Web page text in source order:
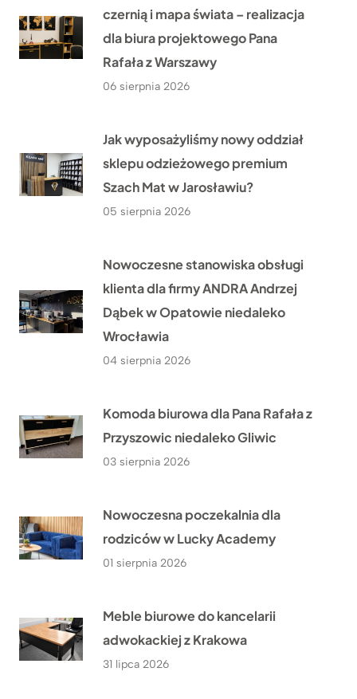
czernią i mapa świata – realizacja
dla biura projektowego Pana
Rafała z Warszawy
06 sierpnia 2026
Jak wyposażyliśmy nowy oddział
sklepu odzieżowego premium
Szach Mat w Jarosławiu?
05 sierpnia 2026
Nowoczesne stanowiska obsługi
klienta dla firmy ANDRA Andrzej
Dąbek w Opatowie niedaleko
Wrocławia
04 sierpnia 2026
Komoda biurowa dla Pana Rafała z
Przyszowic niedaleko Gliwic
03 sierpnia 2026
Nowoczesna poczekalnia dla
rodziców w Lucky Academy
01 sierpnia 2026
Meble biurowe do kancelarii
adwokackiej z Krakowa
31 lipca 2026